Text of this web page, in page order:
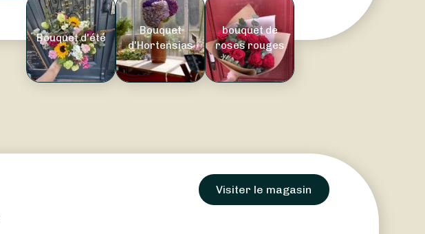
Bouquet d'été
Bouquet
d'Hortensias
bouquet de
roses rouges
Visiter le magasin